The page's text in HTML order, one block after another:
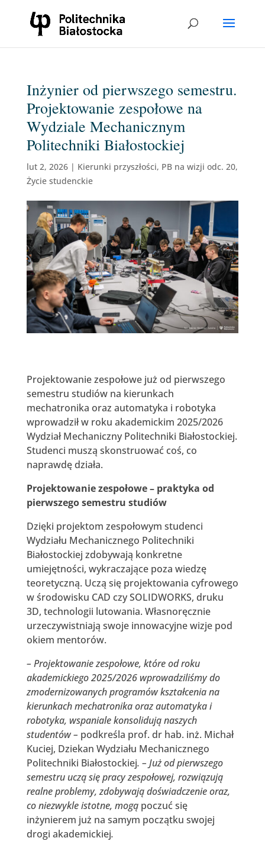
Inżynier od pierwszego semestru.
Projektowanie zespołowe na
Wydziale Mechanicznym
Politechniki Białostockiej
lut 2, 2026| Kierunki przyszłości, PB na wizji odc. 20,
Życie studenckie
Projektowanie zespołowe już od pierwszego
semestru studiów na kierunkach
mechatronika oraz automatyka i robotyka
wprowadził w roku akademickim 2025/2026
Wydział Mechaniczny Politechniki Białostockiej.
Studenci muszą skonstruować coś, co
naprawdę działa.
Projektowanie zespołowe – praktyka od
pierwszego semestru studiów
Dzięki projektom zespołowym studenci
Wydziału Mechanicznego Politechniki
Białostockiej zdobywają konkretne
umiejętności, wykraczające poza wiedzę
teoretyczną. Uczą się projektowania cyfrowego
w środowisku CAD czy SOLIDWORKS, druku
3D, technologii lutowania. Własnoręcznie
urzeczywistniają swoje innowacyjne wizje pod
okiem mentorów.
– Projektowanie zespołowe, które od roku
akademickiego 2025/2026 wprowadziliśmy do
zmodernizowanych programów kształcenia na
kierunkach mechatronika oraz automatyka i
robotyka, wspaniale konsolidują naszych
studentów – podkreśla prof. dr hab. inż. Michał
Kuciej, Dziekan Wydziału Mechanicznego
Politechniki Białostockiej. – Już od pierwszego
semestru uczą się pracy zespołowej, rozwiązują
realne problemy, zdobywają doświadczenie oraz,
co niezwykle istotne, mogą poczuć się
inżynierem już na samym początku swojej
drogi akademickiej.